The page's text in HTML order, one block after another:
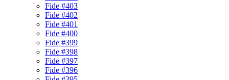
Fide #403
Fide #402
Fide #401
Fide #400
Fide #399
Fide #398
Fide #397
Fide #396